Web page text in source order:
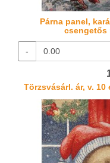
Párna panel,
csengetős
-
Törzsvásárl. ár, v.